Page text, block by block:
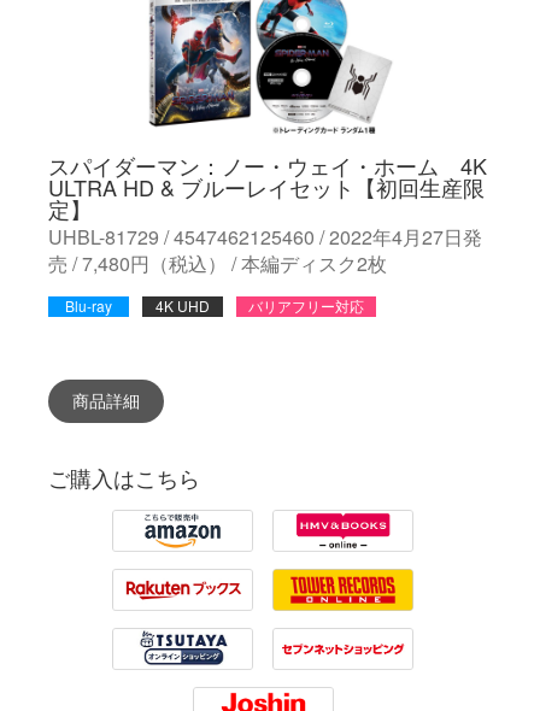
スパイダーマン：ノー・ウェイ・ホーム 4K
ULTRA HD & ブルーレイセット【初回生産限
定】
UHBL-81729 / 4547462125460 / 2022年4月27日発
売 / 7,480円（税込） / 本編ディスク2枚
Blu-ray 4K UHD バリアフリー対応
商品詳細
ご購入はこちら
Amazon HMV
Rakuten Tower Records
Tsutaya 7net